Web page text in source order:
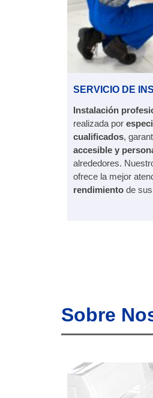
SERVICIO DE
Instalación
realizada por
cualificados,
accesible y
alrededores.
ofrece la mejor
rendimiento de
Sobre